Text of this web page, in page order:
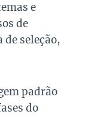
e
de
de seleção,
padrão
do